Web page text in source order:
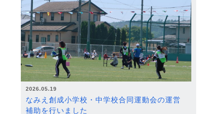
2026.05.19
なみえ創成小学校・中学校合同運動会の運営
補助を行いました